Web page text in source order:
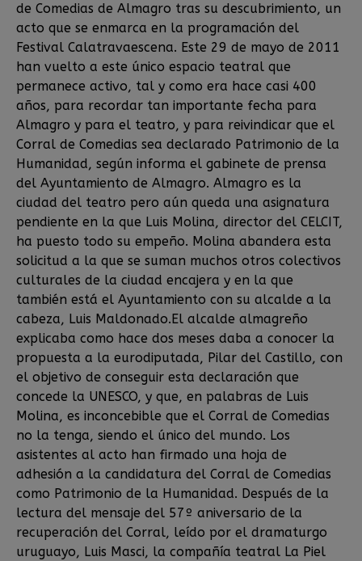
de Comedias de Almagro tras su descubrimiento, un
acto que se enmarca en la programación del
Festival Calatravaescena. Este 29 de mayo de 2011
han vuelto a este único espacio teatral que
permanece activo, tal y como era hace casi 400
años, para recordar tan importante fecha para
Almagro y para el teatro, y para reivindicar que el
Corral de Comedias sea declarado Patrimonio de la
Humanidad, según informa el gabinete de prensa
del Ayuntamiento de Almagro. Almagro es la
ciudad del teatro pero aún queda una asignatura
pendiente en la que Luis Molina, director del CELCIT,
ha puesto todo su empeño. Molina abandera esta
solicitud a la que se suman muchos otros colectivos
culturales de la ciudad encajera y en la que
también está el Ayuntamiento con su alcalde a la
cabeza, Luis Maldonado.El alcalde almagreño
explicaba como hace dos meses daba a conocer la
propuesta a la eurodiputada, Pilar del Castillo, con
el objetivo de conseguir esta declaración que
concede la UNESCO, y que, en palabras de Luis
Molina, es inconcebible que el Corral de Comedias
no la tenga, siendo el único del mundo. Los
asistentes al acto han firmado una hoja de
adhesión a la candidatura del Corral de Comedias
como Patrimonio de la Humanidad. Después de la
lectura del mensaje del 57º aniversario de la
recuperación del Corral, leído por el dramaturgo
uruguayo, Luis Masci, la compañía teatral La Piel